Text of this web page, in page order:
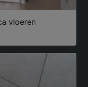
vloeren